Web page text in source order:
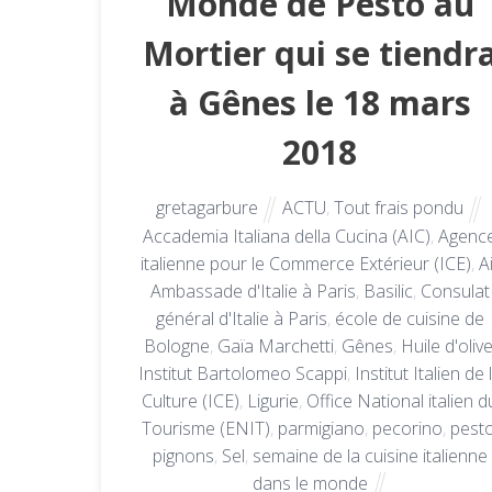
Mortier qui se
à Gênes le 18 mars
2018
gretagarbure ACTU,Tout frais pondu
Accademia Italiana della Cucina (AIC),
italienne pour le Commerce Extérieur (ICE),
Ambassade d'Italie à Paris, Basilic, Consulat
général d'Italie à Paris, école de cuisine de
Bologne, Gaïa Marchetti, Gênes, Huile d'olive
Institut Bartolomeo Scappi, Institut Italien de
Culture (ICE), Ligurie, Office National italien
Tourisme (ENIT), parmigiano, pecorino,
pignons, Sel, semaine de la cuisine italienne
dans le monde